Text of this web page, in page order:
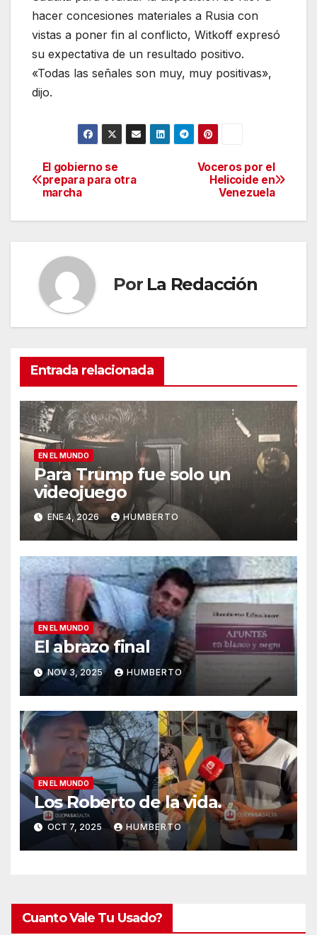
hacer concesiones materiales a Rusia con
vistas a poner fin al conflicto, Witkoff expresó
su expectativa de un resultado positivo.
«Todas las señales son muy, muy positivas»,
dijo.
Navegación
de
Voceros por el
Helicoide en
Venezuela
El gobierno se
prepara para otra
marcha
Por La Redacción
Entrada relacionada
EN EL MUNDO
Para Trump fue solo un
videojuego
ENE 4, 2026 HUMBERTO
EN EL MUNDO
El abrazo final
NOV 3, 2025 HUMBERTO
EN EL MUNDO
Los Roberto de la vida.
OCT 7, 2025 HUMBERTO
Cuanto Vale Tu Usado?